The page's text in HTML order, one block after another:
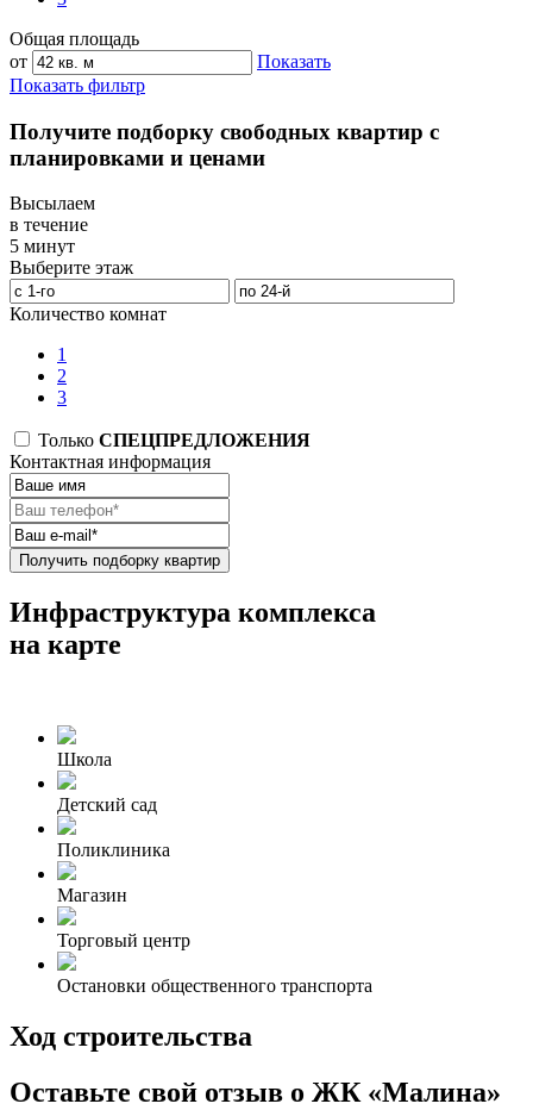
Общая площадь
от
Показать
Показать фильтр
Получите подборку свободных квартир с
планировками и ценами
Высылаем
в течение
5 минут
Выберите этаж
Количество комнат
1
2
3
Только СПЕЦПРЕДЛОЖЕНИЯ
Контактная информация
Получить подборку квартир
Инфраструктура комплекса
на карте
Школа
Детский сад
Поликлиника
Магазин
Торговый центр
Остановки общественного транспорта
Ход строительства
Оставьте свой отзыв о ЖК «Малина»